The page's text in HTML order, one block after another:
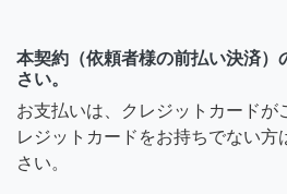
本契約（依頼者様の前払い決済）
さい。
お支払いは、クレジットカードが
レジットカードをお持ちでない方
さい。